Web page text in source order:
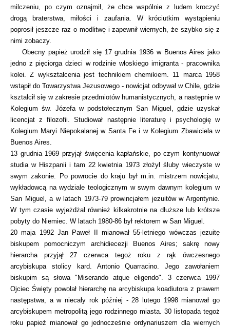
milczeniu, po czym oznajmił, że chce wspólnie z ludem kroczyć
drogą braterstwa, miłości i zaufania. W króciutkim wystąpieniu
poprosił jeszcze raz o modlitwę i zapewnił wiernych, że szybko się z
nimi zobaczy.
Obecny papież urodził się 17 grudnia 1936 w Buenos Aires jako
jedno z pięciorga dzieci w rodzinie włoskiego imigranta - pracownika
kolei. Z wykształcenia jest technikiem chemikiem. 11 marca 1958
wstąpił do Towarzystwa Jezusowego - nowicjat odbywał w Chile, gdzie
kształcił się w zakresie przedmiotów humanistycznych, a następnie w
Kolegium św. Józefa w podstołecznym San Miguel, gdzie uzyskał
licencjat z filozofii. Studiował następnie literaturę i psychologię w
Kolegium Maryi Niepokalanej w Santa Fe i w Kolegium Zbawiciela w
Buenos Aires.
13 grudnia 1969 przyjął święcenia kapłańskie, po czym kontynuował
studia w Hiszpanii i tam 22 kwietnia 1973 złożył śluby wieczyste w
swym zakonie. Po powrocie do kraju był m.in. mistrzem nowicjatu,
wykładowcą na wydziale teologicznym w swym dawnym kolegium w
San Miguel, a w latach 1973-79 prowincjałem jezuitów w Argentynie.
W tym czasie wyjeżdżał również kilkakrotnie na dłuższe lub krótsze
pobyty do Niemiec. W latach 1980-86 był rektorem w San Miguel.
20 maja 1992 Jan Paweł II mianował 55-letniego wówczas jezuitę
biskupem pomocniczym archidiecezji Buenos Aires; sakrę nowy
hierarcha przyjął 27 czerwca tegoż roku z rąk ówczesnego
arcybiskupa stolicy kard. Antonio Quarracino. Jego zawołaniem
biskupim są słowa "Miserando atque eligendo". 3 czerwca 1997
Ojciec Święty powołał hierarchę na arcybiskupa koadiutora z prawem
następstwa, a w niecały rok później - 28 lutego 1998 mianował go
arcybiskupem metropolitą jego rodzinnego miasta. 30 listopada tegoż
roku papież mianował go jednocześnie ordynariuszem dla wiernych